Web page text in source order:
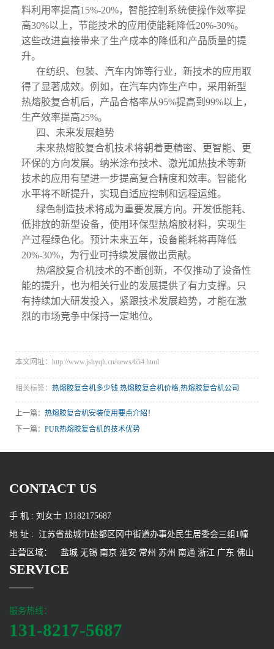
料利用率提高15%-20%，智能控制系统使操作效率提
高30%以上，节能技术的应用使能耗降低20%-30%。
这些改进直接带来了生产成本的降低和产品质量的提
升。
在纺织、包装、汽车内饰等行业，新技术的应用取
得了显著成效。例如，在汽车内饰生产中，采用新型
热熔胶复合机后，产品合格率从95%提高到99%以上，
生产效率提高25%。
四、未来发展趋势
未来热熔胶复合机技术将朝着更精密、更智能、更
环保的方向发展。纳米涂布技术、激光加热技术等新
技术的应用有望进一步提高复合精度和效率。智能化
水平将不断提升，实现自适应控制和远程运维。
绿色制造技术将成为重要发展方向。开发低能耗、
低排放的新型设备，使用环保型热熔胶材料，实现生
产过程绿色化。预计未来五年，设备能耗将再降低
20%-30%，为行业可持续发展做出贡献。
热熔胶复合机技术的不断创新，不仅推动了设备性
能的提升，也为相关行业的发展提供了有力支撑。只
有持续加大研发投入，紧跟技术发展趋势，才能在激
烈的市场竞争中保持一定地位。
本文网址：http://www.jshyqh.cn/news/654.html
相关标签： 热熔胶复合机多少钱,热熔胶复合机价格,热熔胶复合机公司
上一篇： 热熔胶复合机安装使用要点介绍！
下一篇： PUR热熔胶复合机的技术优势
CONTACT US
手 机 : 刘女士 13182175687
地 址 : 江苏省盐城市盐都区冈中街道办事处民生居委会三组1幢
主营区域：
盐城 无锡 南京 淮安 常州 苏州 南通 浙江 广东 佛山
SERVICE
服务热线：
131-8217-5687